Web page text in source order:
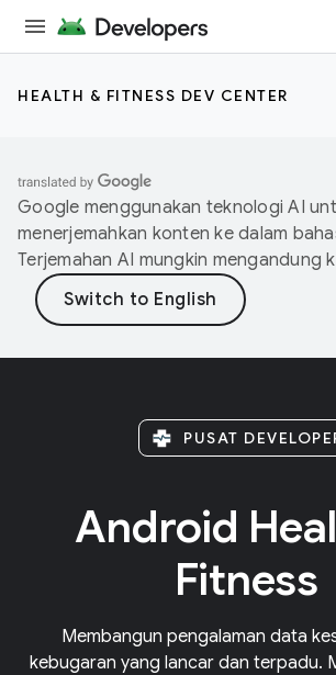
HEALTH & FITNESS DEV CENTER
Google menggunakan teknologi AI
menerjemahkan konten ke dalam
Terjemahan AI mungkin mengandung
PUSAT
Android
Fitness
Membangun pengalaman data
kebugaran yang lancar dan terpadu.